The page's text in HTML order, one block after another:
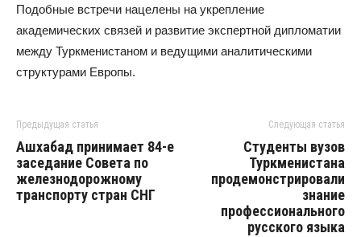
Подобные встречи нацелены на укрепление
академических связей и развитие экспертной дипломатии
между Туркменистаном и ведущими аналитическими
структурами Европы.
Предыдущая статья
Ашхабад принимает 84-е
заседание Совета по
железнодорожному
транспорту стран СНГ
Следующая статья
Студенты вузов
Туркменистана
продемонстрировали
знание
профессионального
русского языка